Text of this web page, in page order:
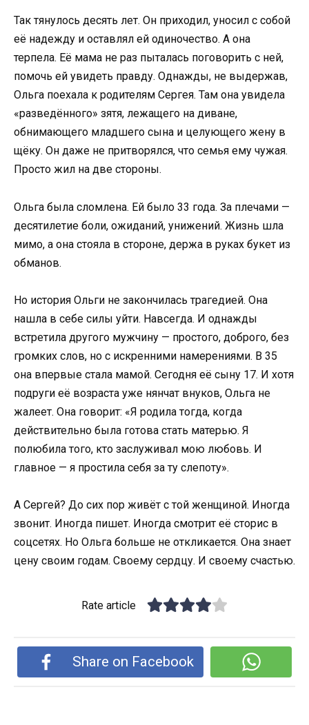
Так тянулось десять лет. Он приходил, уносил с собой
её надежду и оставлял ей одиночество. А она
терпела. Её мама не раз пыталась поговорить с ней,
помочь ей увидеть правду. Однажды, не выдержав,
Ольга поехала к родителям Сергея. Там она увидела
«разведённого» зятя, лежащего на диване,
обнимающего младшего сына и целующего жену в
щёку. Он даже не притворялся, что семья ему чужая.
Просто жил на две стороны.
Ольга была сломлена. Ей было 33 года. За плечами —
десятилетие боли, ожиданий, унижений. Жизнь шла
мимо, а она стояла в стороне, держа в руках букет из
обманов.
Но история Ольги не закончилась трагедией. Она
нашла в себе силы уйти. Навсегда. И однажды
встретила другого мужчину — простого, доброго, без
громких слов, но с искренними намерениями. В 35
она впервые стала мамой. Сегодня её сыну 17. И хотя
подруги её возраста уже нянчат внуков, Ольга не
жалеет. Она говорит: «Я родила тогда, когда
действительно была готова стать матерью. Я
полюбила того, кто заслуживал мою любовь. И
главное — я простила себя за ту слепоту».
А Сергей? До сих пор живёт с той женщиной. Иногда
звонит. Иногда пишет. Иногда смотрит её сторис в
соцсетях. Но Ольга больше не откликается. Она знает
цену своим годам. Своему сердцу. И своему счастью.
Rate article
Share on Facebook